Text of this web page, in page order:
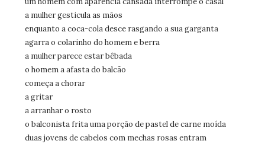
a mulher gesticula as mãos
enquanto a coca-cola desce rasgando a sua garganta
agarra o colarinho do homem e berra
a mulher parece estar bêbada
o homem a afasta do balcão
começa a chorar
a gritar
a arranhar o rosto
o balconista frita uma porção de pastel de carne moída
duas jovens de cabelos com mechas rosas entram